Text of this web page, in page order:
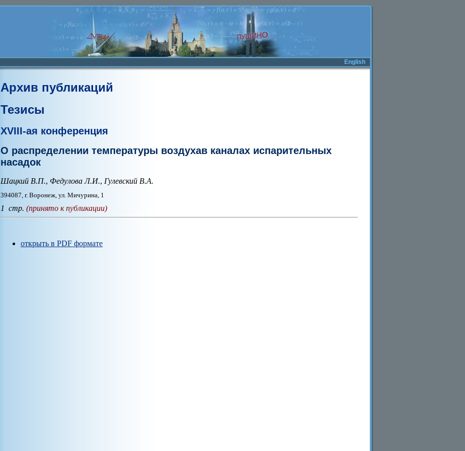
English
Архив публикаций
Тезисы
XVIII-ая конференция
О распределении температуры воздухав каналах испарительных
насадок
Шацкий В.П., Федулова Л.И., Гулевский В.А.
394087, г. Воронеж, ул. Мичурина, 1
1 стр. (принято к публикации)
открыть в PDF формате